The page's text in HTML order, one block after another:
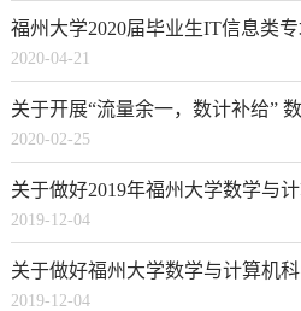
福州大学2020届毕业生IT信息类
2020-04-21
关于开展“流量余一，数计补给”
2020-02-25
关于做好2019年福州大学数学与
2019-12-04
关于做好福州大学数学与计算机
2019-12-04